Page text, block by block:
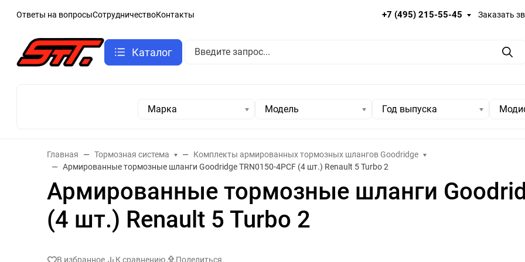
Ответы на вопросыСотрудничествоКонтакты +7 (495) 215-55-45 Заказать
Каталог
Марка Модель Год выпуска
Главная Тормозная система
Комплекты армированных тормозных шлангов Goodridge
Армированные тормозные шланги Goodridge TRN0150-4PCF (4 шт.) Renault 5 Turbo 2
Армированные тормозные шланги
(4 шт.) Renault 5 Turbo 2
В избранное К сравнению Поделиться